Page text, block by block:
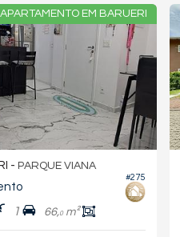
APARTAMENTO EM BARUERI
#275
- PARQUE VIANA
1 66,0m²